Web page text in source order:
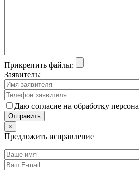
Прикрепить файлы:
Заявитель:
Даю согласие на обработку
×
Предложить исправление